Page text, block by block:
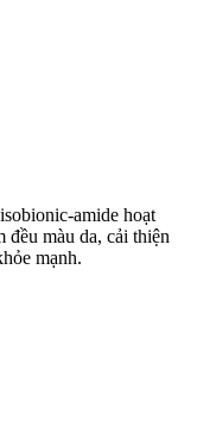
amide hoạt
đều màu da, cải thiện
mạnh.